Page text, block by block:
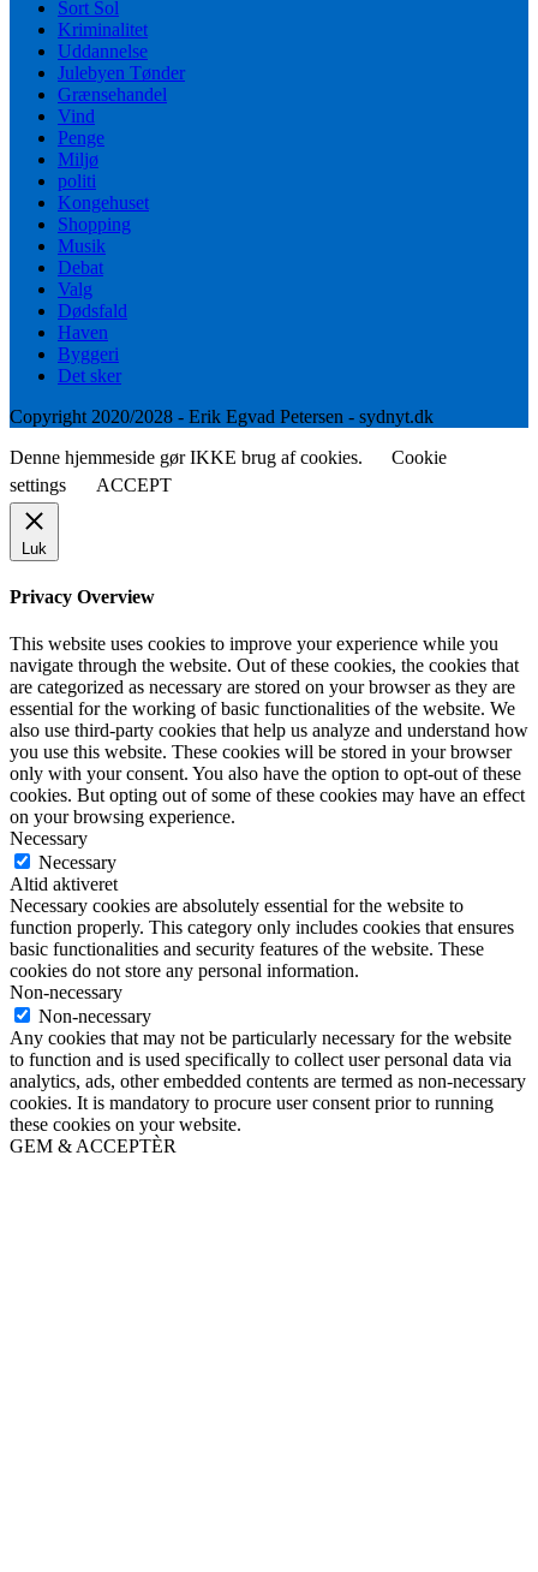
Sort Sol
Kriminalitet
Uddannelse
Julebyen Tønder
Grænsehandel
Vind
Penge
Miljø
politi
Kongehuset
Shopping
Musik
Debat
Valg
Dødsfald
Haven
Byggeri
Det sker
Copyright 2020/2028 - Erik Egvad Petersen - sydnyt.dk
Denne hjemmeside gør IKKE brug af cookies.
Cookie
settings
ACCEPT
Luk
Privacy Overview
This website uses cookies to improve your experience while you
navigate through the website. Out of these cookies, the cookies that
are categorized as necessary are stored on your browser as they are
essential for the working of basic functionalities of the website. We
also use third-party cookies that help us analyze and understand how
you use this website. These cookies will be stored in your browser
only with your consent. You also have the option to opt-out of these
cookies. But opting out of some of these cookies may have an effect
on your browsing experience.
Necessary
Necessary
Altid aktiveret
Necessary cookies are absolutely essential for the website to
function properly. This category only includes cookies that ensures
basic functionalities and security features of the website. These
cookies do not store any personal information.
Non-necessary
Non-necessary
Any cookies that may not be particularly necessary for the website
to function and is used specifically to collect user personal data via
analytics, ads, other embedded contents are termed as non-necessary
cookies. It is mandatory to procure user consent prior to running
these cookies on your website.
GEM & ACCEPTÈR